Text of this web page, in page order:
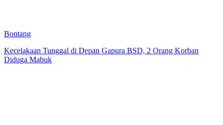
Bontang
Kecelakaan Tunggal di Depan Gapura BSD, 2 Orang Korban
Diduga Mabuk